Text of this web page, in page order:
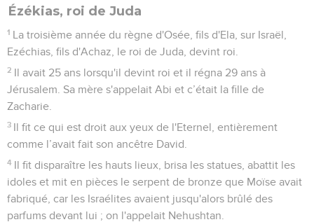
Ézékias, roi de Juda
1 La troisième année du règne d'Osée, fils d'Ela, sur Israël,
Ezéchias, fils d'Achaz, le roi de Juda, devint roi.
2 Il avait 25 ans lorsqu'il devint roi et il régna 29 ans à
Jérusalem. Sa mère s'appelait Abi et c’était la fille de
Zacharie.
3 Il fit ce qui est droit aux yeux de l'Eternel, entièrement
comme l’avait fait son ancêtre David.
4 Il fit disparaître les hauts lieux, brisa les statues, abattit les
idoles et mit en pièces le serpent de bronze que Moïse avait
fabriqué, car les Israélites avaient jusqu'alors brûlé des
parfums devant lui ; on l'appelait Nehushtan.